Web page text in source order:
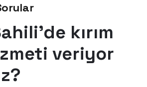
kırım
veriyor